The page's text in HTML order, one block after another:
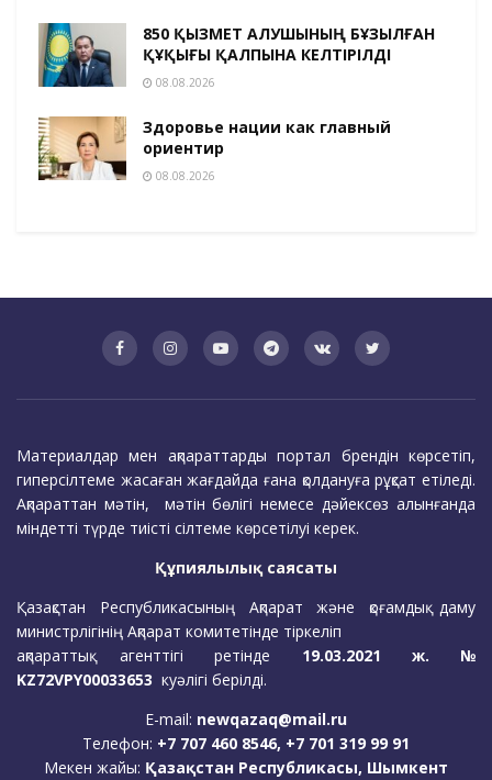
850 ҚЫЗМЕТ АЛУШЫНЫҢ БҰЗЫЛҒАН
ҚҰҚЫҒЫ ҚАЛПЫНА КЕЛТІРІЛДІ
08.08.2026
Здоровье нации как главный
ориентир
08.08.2026
Материалдар мен ақпараттарды портал брендін көрсетіп,
гиперсілтеме жасаған жағдайда ғана қолдануға рұқсат етіледі.
Ақпараттан мәтін, мәтін бөлігі немесе дәйексөз алынғанда
міндетті түрде тиісті сілтеме көрсетілуі керек.
Құпиялылық саясаты
Қазақстан Республикасының Ақпарат және қоғамдық даму
министрлігінің Ақпарат комитетінде тіркеліп
ақпараттық агенттігі ретінде 19.03.2021 ж. №
KZ72VPY00033653 куәлігі берілді.
E-mail: newqazaq@mail.ru
Телефон: +7 707 460 8546, +7 701 319 99 91
Мекен жайы: Қазақстан Республикасы, Шымкент